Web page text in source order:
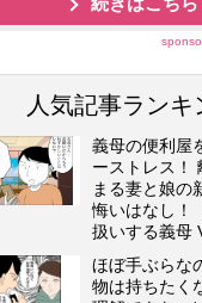
人気記事ランキ
義母の便利屋
ーストレス！
まる妻と娘の
悔いはなし！
扱いする義母
ほぼ手ぶらな
物は持ちたく